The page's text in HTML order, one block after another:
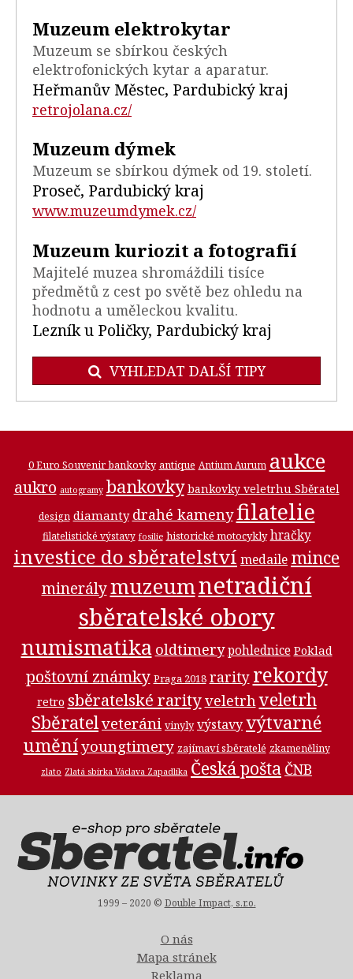
Muzeum elektrokytar
Muzeum se sbírkou českých
elektrofonických kytar a aparatur.
Heřmanův Městec, Pardubický kraj
retrojolana.cz/
Muzeum dýmek
Muzeum se sbírkou dýmek od 19. století.
Proseč, Pardubický kraj
www.muzeumdymek.cz/
Muzeum kuriozit a fotografií
Majitelé muzea shromáždili tisíce
předmětů z cest po světě bez ohledu na
hodnotu a uměleckou kvalitu.
Lezník u Poličky, Pardubický kraj
VYHLEDAT DALŠÍ TIPY
0 Euro Souvenir bankovky antique Antium Aurum aukce
aukro autogramy bankovky bankovky veletrhu Sběratel
design diamanty drahé kamenyfilatelie
filatelistické výstavy fosilie historické motocykly hračky
investice do sběratelství medaile mince
minerálymuzeumnetradiční
sběratelské obory
numismatika oldtimery pohlednice Poklad
poštovní známky Praga 2018 rarity rekordy
retro sběratelské rarityveletrhveletrh
Sběratelveteráni vinyly výstavyvýtvarné
uměníyoungtimery zajímaví sběratelé zkameněliny
zlato Zlatá sbírka Václava Zapadlíka Česká pošta ČNB
1999 – 2020 © Double Impact, s.r.o.
O nás
Mapa stránek
Reklama